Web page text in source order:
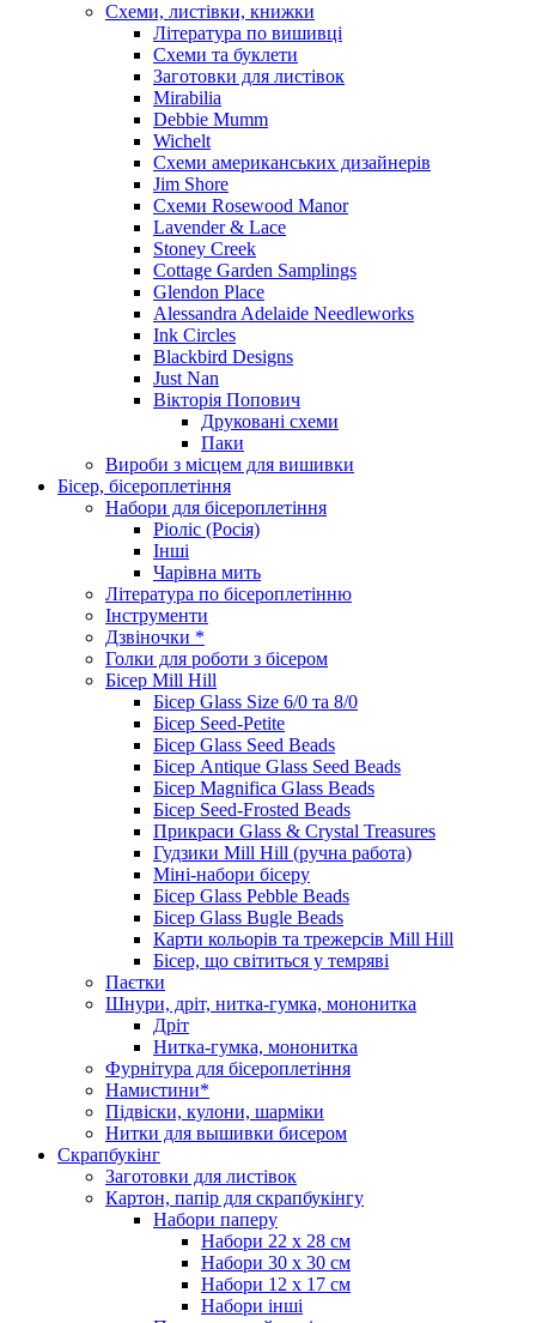
Схеми, листівки, книжки
Література по вишивці
Схеми та буклети
Заготовки для листівок
Mirabilia
Debbie Mumm
Wichelt
Схеми американських дизайнерів
Jim Shore
Cхеми Rosewood Manor
Lavender & Lace
Stoney Creek
Cottage Garden Samplings
Glendon Place
Alessandra Adelaide Needleworks
Ink Circles
Blackbird Designs
Just Nan
Вікторія Попович
Друковані схеми
Паки
Вироби з місцем для вишивки
Бісер, бісероплетіння
Набори для бісероплетіння
Ріоліс (Росія)
Інші
Чарівна мить
Література по бісероплетінню
Інструменти
Дзвіночки *
Голки для роботи з бісером
Бісер Mill Hill
Бісер Glass Size 6/0 та 8/0
Бісер Seed-Petite
Бісер Glass Seed Beads
Бісер Antique Glass Seed Beads
Бісер Magnifica Glass Beads
Бісер Seed-Frosted Beads
Прикраси Glass & Crystal Treasures
Гудзики Mill Hill (ручна работа)
Міні-набори бісеру
Бісер Glass Pebble Beads
Бісер Glass Bugle Beads
Карти кольорів та трежерсів Mill Hill
Бісер, що світиться у темряві
Паєтки
Шнури, дріт, нитка-гумка, мононитка
Дріт
Нитка-гумка, мононитка
Фурнітура для бісероплетіння
Намистини*
Підвіски, кулони, шарміки
Нитки для вышивки бисером
Скрапбукінг
Заготовки для листівок
Картон, папір для скрапбукінгу
Набори паперу
Набори 22 х 28 см
Набори 30 х 30 см
Набори 12 х 17 см
Набори інші